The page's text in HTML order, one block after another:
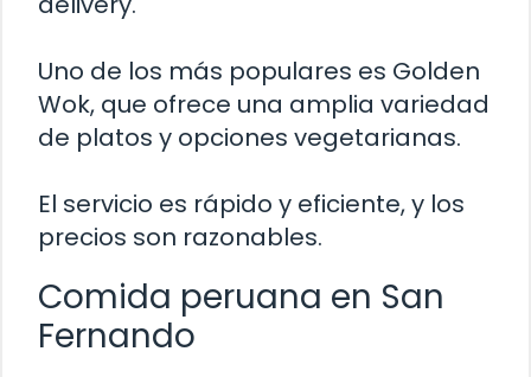
Uno de los más populares es Golden
Wok, que ofrece una amplia variedad
de platos y opciones vegetarianas.
El servicio es rápido y eficiente, y los
precios son razonables.
Comida peruana en San
Fernando